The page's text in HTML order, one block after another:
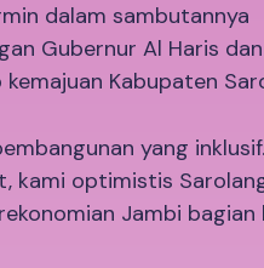
dalam sambutannya
Gubernur Al Haris
Kabupaten
yang
kami optimistis
Jambi bagian